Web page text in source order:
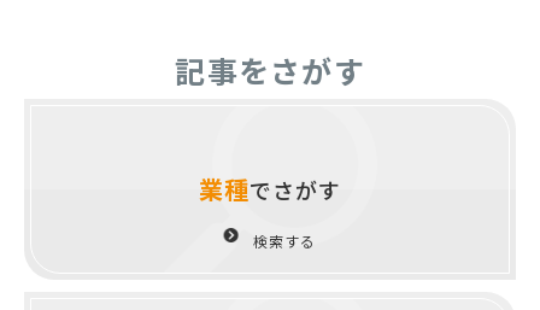
記事をさがす
業種でさがす
検索する